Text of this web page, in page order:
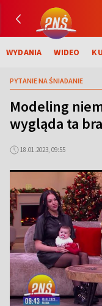
WYDANIA WIDEO
PYTANIE NA ŚNIADANIE
Modeling
wygląda ta
18.01.2023, 09:55